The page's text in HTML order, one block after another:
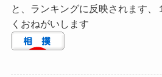
と、ランキングに反映されます、
くおねがいします